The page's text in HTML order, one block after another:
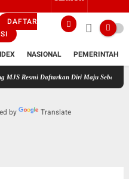
DAFTAR
NASIONAL PEMERINTAH
Diri Maju Sebagai Calon Kepala
by Translate